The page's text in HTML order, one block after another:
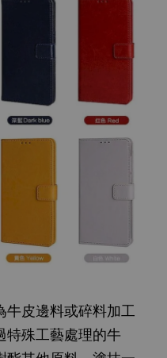
皮邊料或碎料加工
特殊工藝處理的牛